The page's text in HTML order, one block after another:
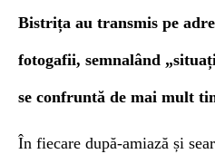
Bistrița au transmis pe
fotogafii, semnalând „
se confruntă de mai mult
În fiecare după-amiază și